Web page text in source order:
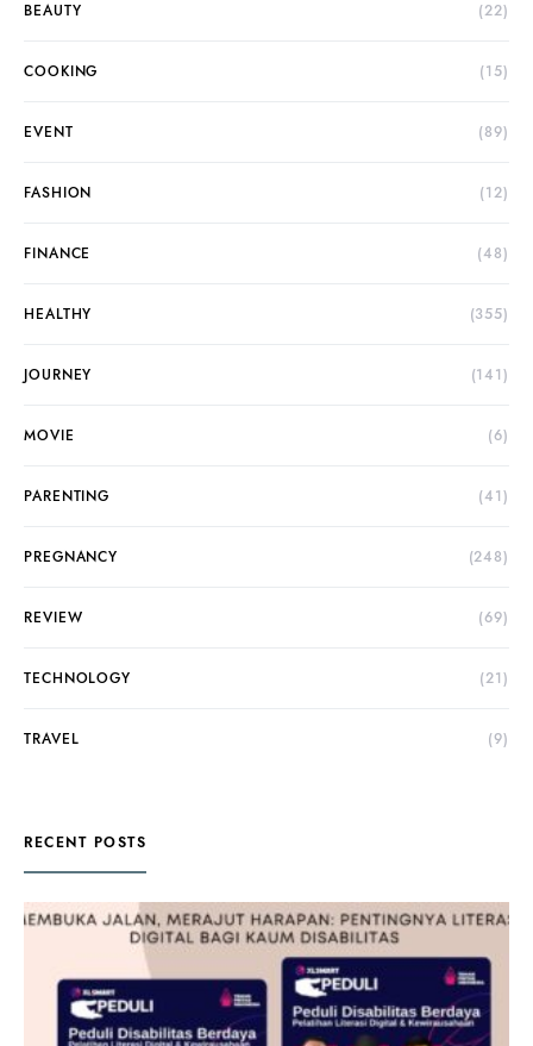
BEAUTY (22)
COOKING (15)
EVENT (89)
FASHION (12)
FINANCE (48)
HEALTHY (355)
JOURNEY (141)
MOVIE (6)
PARENTING (41)
PREGNANCY (248)
REVIEW (69)
TECHNOLOGY (21)
TRAVEL (9)
RECENT POSTS